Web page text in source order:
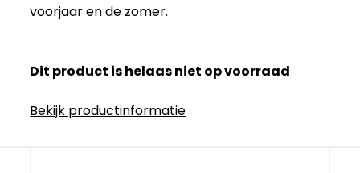
voorjaar en de zomer.
Dit product is helaas niet op voorraad
Bekijk productinformatie